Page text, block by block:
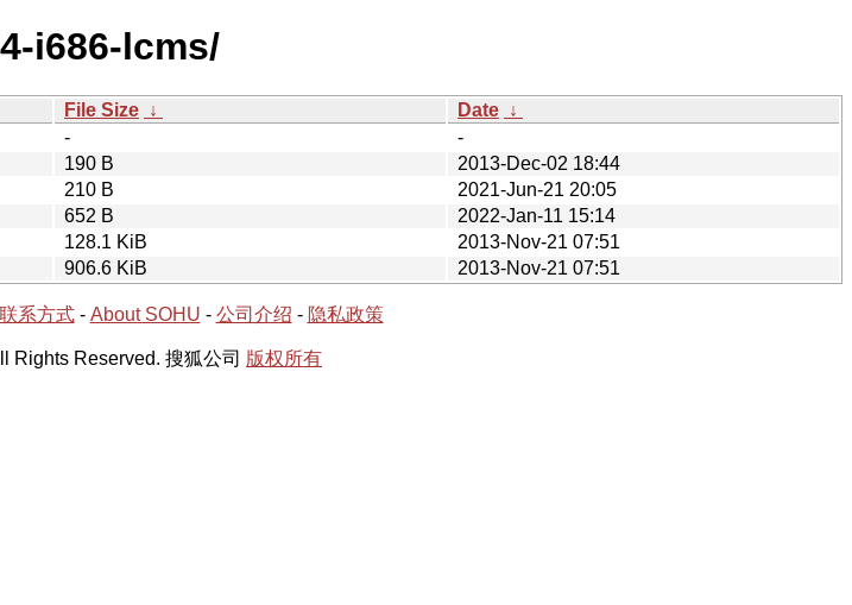
i686-lcms/
File Size ↓ Date ↓
-
-
190 B
2013-Dec-02 18:44
210 B
2021-Jun-21 20:05
652 B
2022-Jan-11 15:14
128.1 KiB
2013-Nov-21 07:51
906.6 KiB 2013-Nov-21 07:51
联系方式- About SOHU - 公司介绍 - 隐私政策
Rights Reserved. 搜狐公司 版权所有